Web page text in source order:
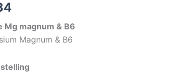
Mg magnum & B6
Magnum & B6